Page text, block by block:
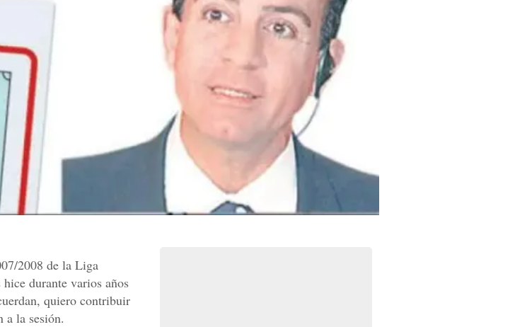
2008 de la Liga
durante varios años
quiero contribuir
a la sesión.